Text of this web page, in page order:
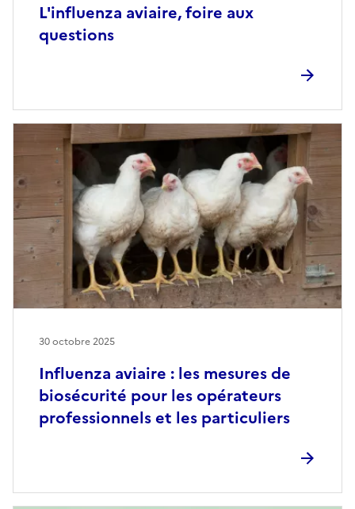
L'influenza aviaire, foire aux
questions
Influenza aviaire : les mesures de
biosécurité pour les opérateurs
professionnels et les particuliers
30 octobre 2025